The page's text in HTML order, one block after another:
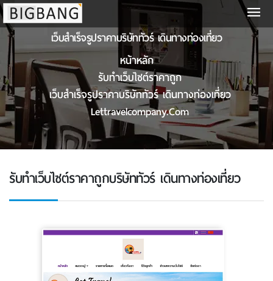
เว็บสําเร็จรูปราคาบริษัททัวร์ เดินทางท่องเที่ยว
หน้าหลัก
รับทําเว็บไซต์ราคาถูก
เว็บสําเร็จรูปราคาบริษัททัวร์ เดินทางท่องเที่ยว
Lettravelcompany.com
รับทําเว็บไซต์ราคาถูกบริษัททัวร์ เดินทางท่องเที่ยว